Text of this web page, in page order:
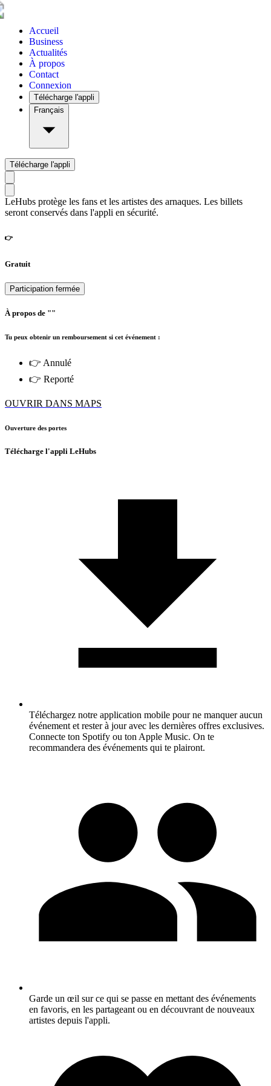
Accueil
Business
Actualités
À propos
Contact
Connexion
Télécharge l'appli
Français
Télécharge l'appli
LeHubs protège les fans et les artistes des arnaques. Les billets
seront conservés dans l'appli en sécurité.
👉
Gratuit
Participation fermée
À propos de ""
Tu peux obtenir un remboursement si cet événement :
👉 Annulé
👉 Reporté
OUVRIR DANS MAPS
Ouverture des portes
Télécharge l'appli LeHubs
Téléchargez notre application mobile pour ne manquer aucun
événement et rester à jour avec les dernières offres exclusives.
Connecte ton Spotify ou ton Apple Music. On te
recommandera des événements qui te plairont.
Garde un œil sur ce qui se passe en mettant des événements
en favoris, en les partageant ou en découvrant de nouveaux
artistes depuis l'appli.